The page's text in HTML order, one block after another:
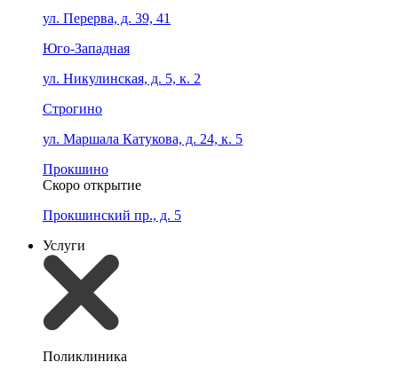
ул. Перерва, д. 39, 41
Юго-Западная
ул. Никулинская, д. 5, к. 2
Строгино
ул. Маршала Катукова, д. 24, к. 5
Прокшино
Скоро открытие
Прокшинский пр., д. 5
Услуги
Поликлиника